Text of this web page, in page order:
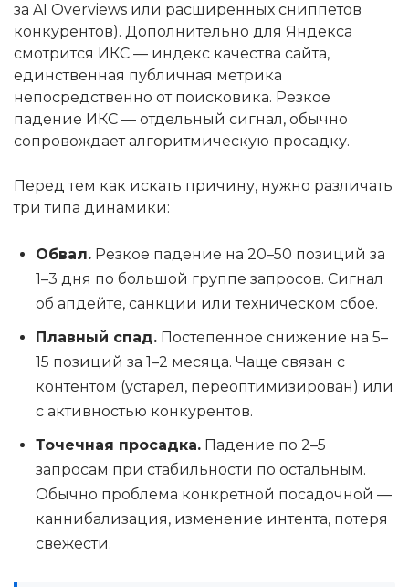
за AI Overviews или расширенных сниппетов
конкурентов). Дополнительно для Яндекса
смотрится ИКС — индекс качества сайта,
единственная публичная метрика
непосредственно от поисковика. Резкое
падение ИКС — отдельный сигнал, обычно
сопровождает алгоритмическую просадку.
Перед тем как искать причину, нужно различать
три типа динамики:
Обвал. Резкое падение на 20–50 позиций за
1–3 дня по большой группе запросов. Сигнал
об апдейте, санкции или техническом сбое.
Плавный спад. Постепенное снижение на 5–
15 позиций за 1–2 месяца. Чаще связан с
контентом (устарел, переоптимизирован) или
с активностью конкурентов.
Точечная просадка. Падение по 2–5
запросам при стабильности по остальным.
Обычно проблема конкретной посадочной —
каннибализация, изменение интента, потеря
свежести.